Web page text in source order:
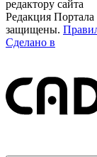
редактору сайта
Редакция
защищены.
Сделано в